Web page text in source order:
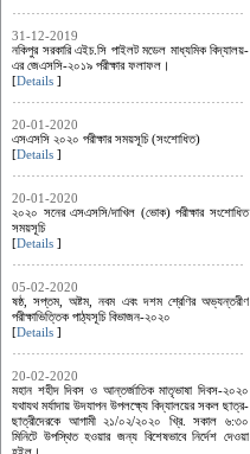
31-12-2019
নকিপুর সরকারি এইচ.সি পাইলট মডেল মাধ্যমিক বিদ্যালয়-
এর জেএসসি-২০১৯ পরীক্ষার ফলাফল।
[Details ]
20-01-2020
এসএসসি ২০২০ পরীক্ষার সময়সূচি (সংশোধিত)
[Details ]
20-01-2020
২০২০ সনের এসএসসি/দাখিল (ভোক) পরীক্ষার সংশোধিত
সময়সূচি
[Details ]
05-02-2020
ষষ্ঠ, সপ্তম, অষ্টম, নবম এবং দশম শ্রেণির অভ্যন্তরীণ
পরীক্ষাভিত্তিক পাঠ্যসূচি বিভাজন-২০২০
[Details ]
20-02-2020
মহান শহীদ দিবস ও আন্তর্জাতিক মাতৃভাষা দিবস-২০২০
যথাযথ মর্যাদায় উদযাপন উপলক্ষ্যে বিদ্যালয়ের সকল ছাত্র-
ছাত্রীদেরকে আগামী ২১/০২/২০২০ খ্রি. সকাল ৬:৩০
মিনিটে উপস্থিত হওয়ার জন্য বিশেষভাবে নির্দেশ দেওয়া